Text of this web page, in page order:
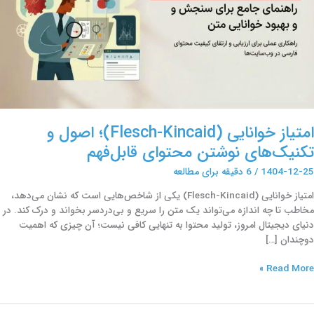
امتیاز خوانایی (Flesch-Kincaid)؛ اصول و
تکنیک‌های نوشتن محتوای قابل‌فهم
1404-12-25
/6 دقیقه برای مطالعه
امتیاز خوانایی (Flesch-Kincaid) یکی از شاخص‌هایی است که نشان می‌دهد،
مخاطب تا چه اندازه می‌تواند یک متن را سریع و بی‌دردسر بخواند و درک کند. در
دنیای دیجیتال امروز، تولید محتوا به تنهایی کافی نیست؛ آن چیزی که اهمیت
دوچندان […]
تکنیک‌های
نوشتن
محتوای
Read More »